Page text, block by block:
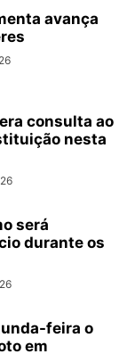
avança
consulta ao
nesta
será
durante os
feira o
em